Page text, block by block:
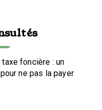
foncière : un
ne pas la payer